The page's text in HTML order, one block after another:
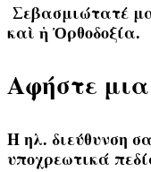
Σεβασμιώτατέ
καὶ ἡ Ὀρθοδοξία.
Αφήστε
Η ηλ. διεύθυνση
υποχρεωτικά